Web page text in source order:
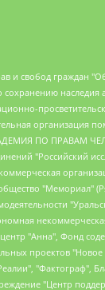
Владимир Александрович, Общество с ограниченной ответственностью "ЗП", Иванова София Юрьевна, Карезина Инна Павловна, Кильтау Екатерина Викторовна, Петров Алексей Викторович, Пискунов Сергей Евгеньевич, Смирнов Сергей Сергеевич, Тихонов Михаил Сергеевич, Общество с ограниченной ответственностью "ЖУРНАЛИСТ-ИНОСТРАННЫЙ АГЕНТ", Арапова Галина Юрьевна, Вольтская Татьяна Анатольевна, Американская компания "Mason G.E.S. Anonymous Foundation" (США), являющаяся владельцем интернет-издания https://mnews.world/, Компания "Stichting Bellingcat", зарегистрированная в Нидерландах (дата регистрации 11.07.2018), Захаров Андрей Вячеславович, Клепиковская Екатерина Дмитриевна, Общество с ограниченной ответственностью "МЕМО", Перл Роман Александрович, Симонов Евгений Алексеевич, Соловьева Елена